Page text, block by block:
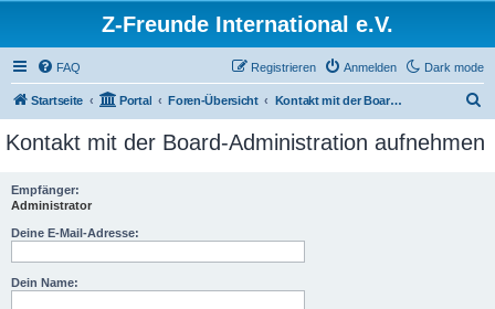
Z-Freunde International e.V.
Dark mode
FAQ Anmelden
Registrieren
Startseite Portal Foren-Übersicht Kontakt mit der Board-Administration aufnehmen
c
Kontakt mit der Board-Administration aufnehmen
Empfänger:
Administrator
Deine E-Mail-Adresse:
Dein Name: